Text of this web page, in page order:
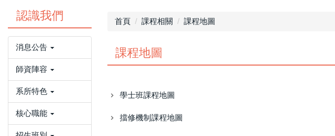
認識我們
消息公告
師資陣容
系所特色
核心職能
首頁 課程相關 課程地圖
課程地圖
學士班課程地圖
擋修機制課程地圖